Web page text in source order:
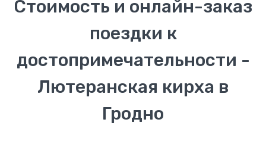
Стоимость и онлайн-заказ
поездки к
достопримечательности -
Лютеранская кирха в
Гродно